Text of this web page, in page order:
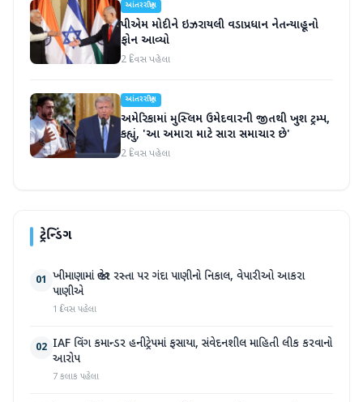
આંતરરાષ્ટ્રીય
પીએમ મોદીને ઇઝરાયલી વડાપ્રધાન નેતન્યાહૂનો
ફોન આવ્યો
2 દિવસ પહેલા
આંતરરાષ્ટ્રીય
અમેરિકામાં મુસ્લિમ ઉમેદવારની જીતથી ખુશ ટ્રમ્પ,
કહ્યું, 'આ અમારા માટે સારા સમાચાર છે'
2 દિવસ પહેલા
ટ્રેન્ડિંગ
01 ખીમાણામાં જાહેર રસ્તા પર ગંદા પાણીનો નિકાલ, વેપારીઓ આકરા
પાણીએ
1 દિવસ પહેલા
02 IAF વિંગ કમાન્ડર હનીટ્રેપમાં ફસાયા, સંવેદનશીલ માહિતી લીક કરવાનો
આરોપ
7 કલાક પહેલા